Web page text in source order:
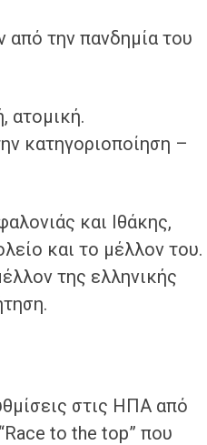
από την πανδημία του
ατομική.
κατηγοριοποίηση –
και Ιθάκης,
και το μέλλον του.
της ελληνικής
στις ΗΠΑ από
to the top” που